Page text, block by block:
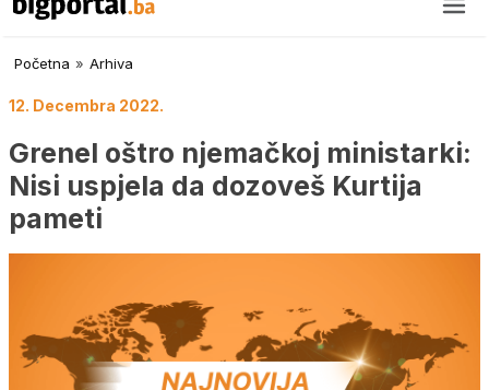
Početna » Arhiva
12. Decembra 2022.
Grenel oštro njemačkoj ministarki:
Nisi uspjela da dozoveš Kurtija
pameti